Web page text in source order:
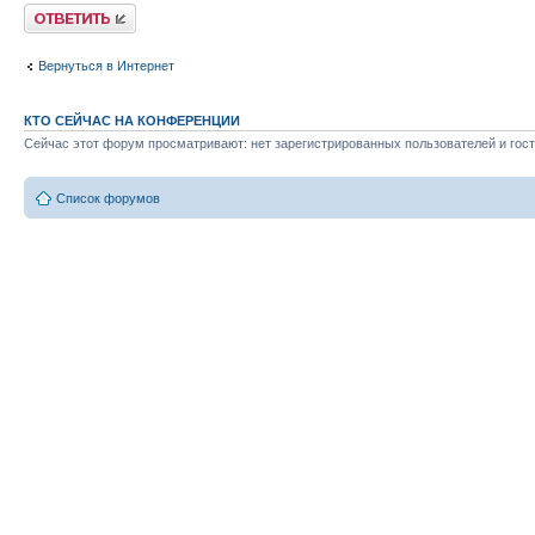
Ответить
Вернуться в Интернет
КТО СЕЙЧАС НА КОНФЕРЕНЦИИ
Сейчас этот форум просматривают: нет зарегистрированных пользователей и
Список форумов